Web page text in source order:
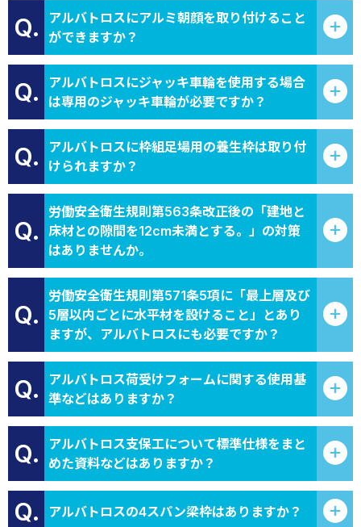
Q.
アルバトロスにアルミ朝顔を取り付けること
ができますか？
Q.
アルバトロスにジャッキ車輪を使用する場合
は専用のジャッキ車輪が必要ですか？
Q.
アルバトロスに枠組足場用の養生枠は取り付
けられますか？
Q.
労働安全衛生規則第563条改正後の「建地と
床材との隙間を12cm未満とする。」の対策
はありませんか。
Q.
労働安全衛生規則第571条5項に「最上層及び
5層以内ごとに水平材を設けること」とあり
ますが、アルバトロスにも必要ですか？
Q.
アルバトロス荷受けフォームに関する使用基
準などはありますか？
Q.
アルバトロス支保工について標準仕様をまと
めた資料などはありますか？
Q. アルバトロスの4スパン梁枠はありますか？